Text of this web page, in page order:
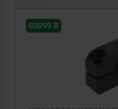
03099 B